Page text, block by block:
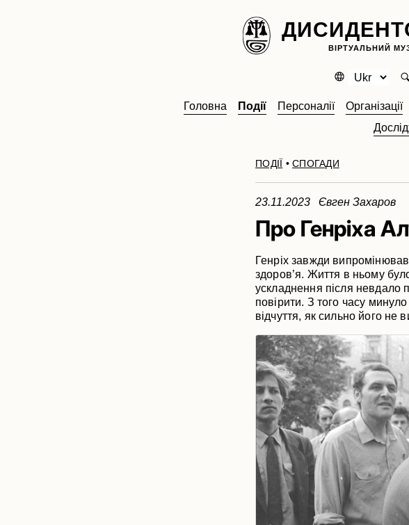
ВІРТУАЛЬНИЙ
Головна Події Персоналії Організації
ПОДІЇ • СПОГАДИ
23.11.2023 Євген Захаров
Про Генріха
Генріх завжди
здоров’я. Життя в ньому
ускладнення після невдало
повірити. З того часу
відчуття, як сильно його не